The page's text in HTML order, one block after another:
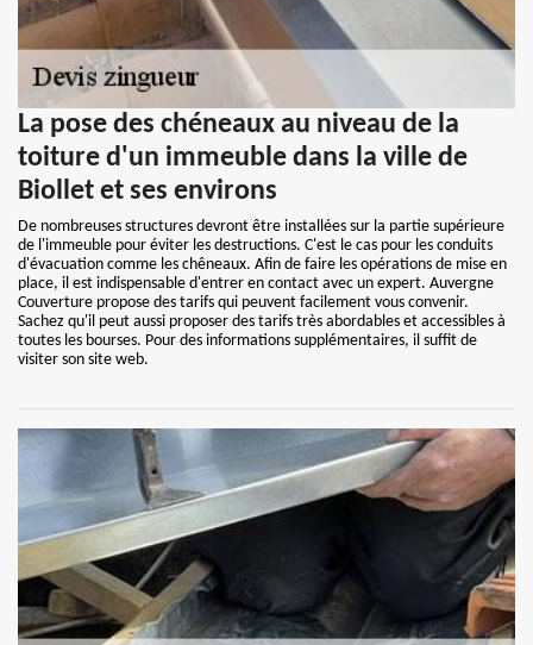
La pose des chéneaux au niveau de la
toiture d'un immeuble dans la ville de
Biollet et ses environs
De nombreuses structures devront être installées sur la partie supérieure
de l'immeuble pour éviter les destructions. C'est le cas pour les conduits
d'évacuation comme les chêneaux. Afin de faire les opérations de mise en
place, il est indispensable d'entrer en contact avec un expert. Auvergne
Couverture propose des tarifs qui peuvent facilement vous convenir.
Sachez qu'il peut aussi proposer des tarifs très abordables et accessibles à
toutes les bourses. Pour des informations supplémentaires, il suffit de
visiter son site web.